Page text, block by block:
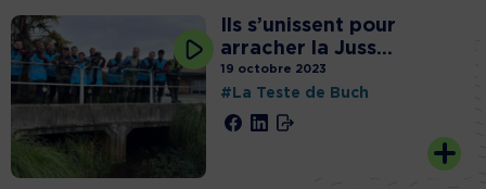
Ils s’unissent pour
arracher la Juss...
19 octobre 2023
#La Teste de Buch